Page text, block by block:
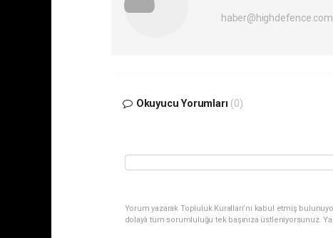
haber@highdefence.com
Okuyucu Yorumları (0)
Yorum yazarak Topluluk Kuralları’nı kabul etmiş
dolaylı tüm sorumluluğu tek başınıza üstleniyorsunuz.